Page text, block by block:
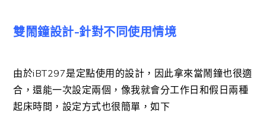
雙鬧鐘設計-針對不同使用情境
由於iBT297是定點使用的設計，因此拿來當鬧鐘也很適
合，還能一次設定兩個，像我就會分工作日和假日兩種
起床時間，設定方式也很簡單，如下